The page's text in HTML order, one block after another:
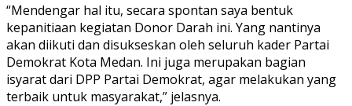
“Mendengar hal itu, secara spontan saya bentuk
kepanitiaan kegiatan Donor Darah ini. Yang nantinya
akan diikuti dan disukseskan oleh seluruh kader Partai
Demokrat Kota Medan. Ini juga merupakan bagian
isyarat dari DPP Partai Demokrat, agar melakukan yang
terbaik untuk masyarakat,” jelasnya.